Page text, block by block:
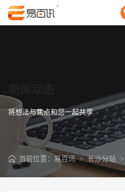
将想法与焦点和您一起共享
当前位置： 易百讯>长沙分站>